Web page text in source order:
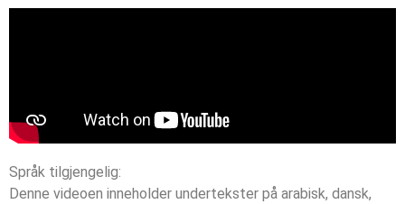
Språk tilgjengelig:
Denne videoen inneholder undertekster på arabisk, dansk,